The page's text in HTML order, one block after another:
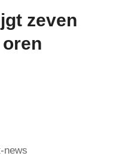
zeven